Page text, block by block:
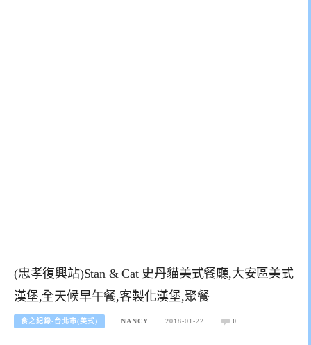
(忠孝復興站)Stan & Cat 史丹貓美式餐廳,大安區美式
漢堡,全天候早午餐,客製化漢堡,聚餐
食之紀錄-台北市(美式) NANCY 2018-01-22 0